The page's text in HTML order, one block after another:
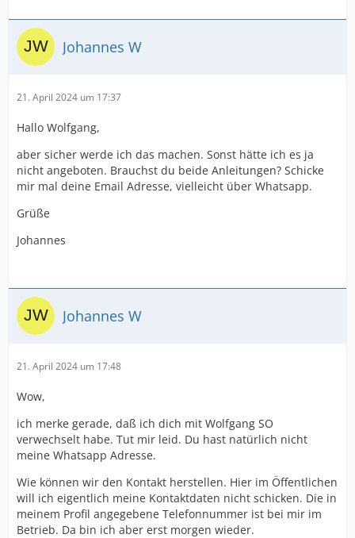
Johannes W
21. April 2024 um 17:37
Hallo Wolfgang,
aber sicher werde ich das machen. Sonst hätte ich es ja
nicht angeboten. Brauchst du beide Anleitungen? Schicke
mir mal deine Email Adresse, vielleicht über Whatsapp.
Grüße
Johannes
Johannes W
21. April 2024 um 17:48
Wow,
ich merke gerade, daß ich dich mit Wolfgang SO
verwechselt habe. Tut mir leid. Du hast natürlich nicht
meine Whatsapp Adresse.
Wie können wir den Kontakt herstellen. Hier im Öffentlichen
will ich eigentlich meine Kontaktdaten nicht schicken. Die in
meinem Profil angegebene Telefonnummer ist bei mir im
Betrieb. Da bin ich aber erst morgen wieder.